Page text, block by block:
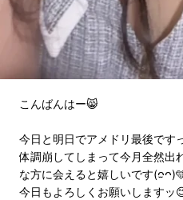
こんばんはー😸
体調崩してしまって今月全然出
な方に会えると嬉しいです
今日もよろしくお願いしますッ